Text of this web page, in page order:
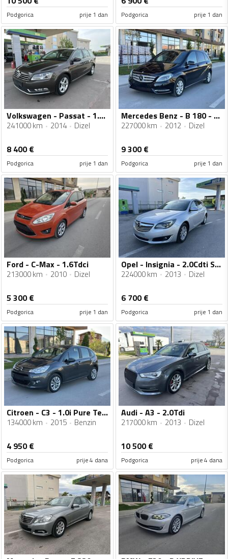
Podgorica prije 1 dan Podgorica prije 1 dan
Volkswagen - Passat - 1.6Tdi Automatik
241000 km 2014 Dizel
8 400€
Podgorica prije 1 dan
Mercedes Benz - B 180 - B180Cdi Sport
227000 km 2012 Dizel
9 300€
Podgorica prije 1 dan
Ford - C-Max - 1.6Tdci
213000 km 2010 Dizel
5 300€
Podgorica prije 1 dan
Opel - Insignia - 2.0Cdti Sports Tourer
224000 km 2013 Dizel
6 700€
Podgorica prije 1 dan
Citroen - C3 - 1.0i Pure Tech
134000 km 2015 Benzin
4 950€
Podgorica prije 4 dana
Audi - A3 - 2.0Tdi
217000 km 2013 Dizel
10 500€
Podgorica prije 4 dana